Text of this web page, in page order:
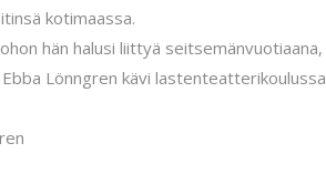
kotimaassa.
hän halusi liittyä seitsemänvuotiaana,
Lönngren kävi lastenteatterikoulussa